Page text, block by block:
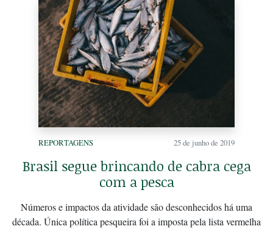
REPORTAGENS 25 de junho de 2019
Brasil segue brincando de cabra cega
com a pesca
Números e impactos da atividade são desconhecidos há uma
década. Única política pesqueira foi a imposta pela lista vermelha